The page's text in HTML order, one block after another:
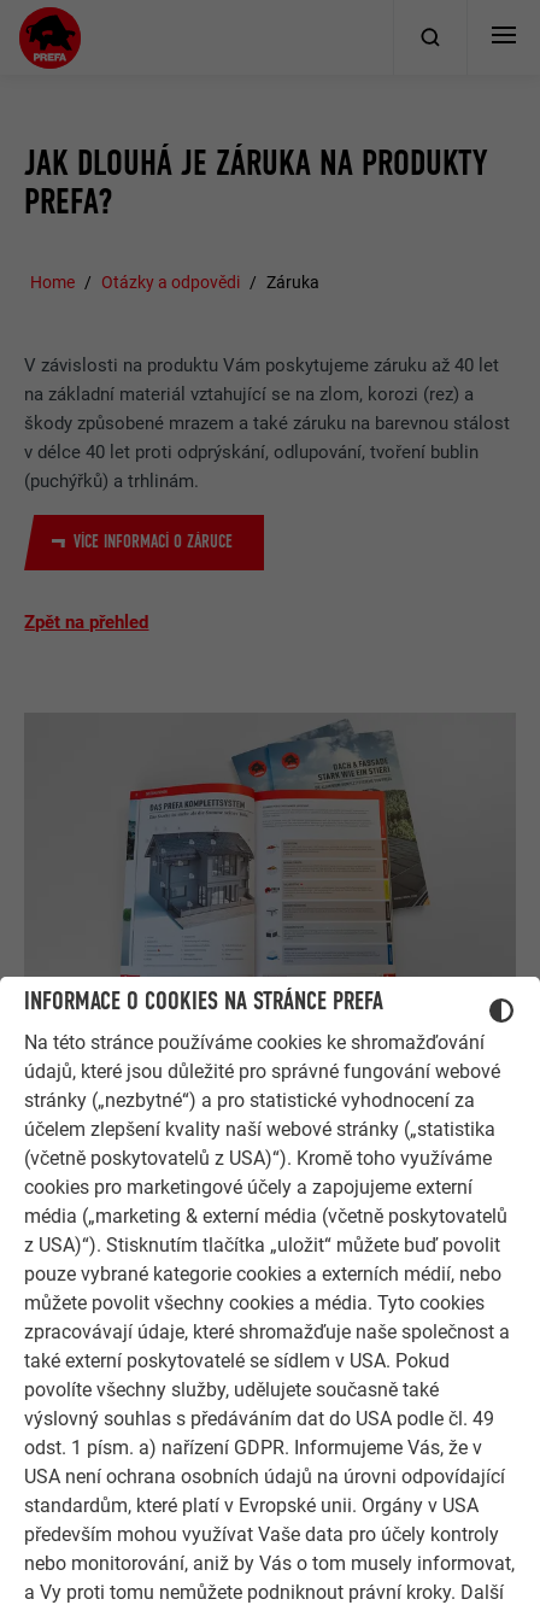
INFORMACE O COOKIES NA STRÁNCE PREFA
Na této stránce používáme cookies ke shromažďování
údajů, které jsou důležité pro správné fungování webové
stránky („nezbytné“) a pro statistické vyhodnocení za
účelem zlepšení kvality naší webové stránky („statistika
(včetně poskytovatelů z USA)“). Kromě toho využíváme
cookies pro marketingové účely a zapojujeme externí
média („marketing & externí média (včetně poskytovatelů
z USA)“). Stisknutím tlačítka „uložit“ můžete buď povolit
pouze vybrané kategorie cookies a externích médií, nebo
můžete povolit všechny cookies a média. Tyto cookies
zpracovávají údaje, které shromažďuje naše společnost a
také externí poskytovatelé se sídlem v USA. Pokud
povolíte všechny služby, udělujete současně také
výslovný souhlas s předáváním dat do USA podle čl. 49
odst. 1 písm. a) nařízení GDPR. Informujeme Vás, že v
USA není ochrana osobních údajů na úrovni odpovídající
standardům, které platí v Evropské unii. Orgány v USA
především mohou využívat Vaše data pro účely kontroly
nebo monitorování, aniž by Vás o tom musely informovat,
a Vy proti tomu nemůžete podniknout právní kroky. Další
JAK DLOUHÁ JE ZÁRUKA NA PRODUKTY
PREFA?
Home Otázky a odpovědi Záruka
V závislosti na produktu Vám poskytujeme záruku až 40 let
na základní materiál vztahující se na zlom, korozi (rez) a
škody způsobené mrazem a také záruku na barevnou stálost
v délce 40 let proti odprýskání, odlupování, tvoření bublin
(puchýřků) a trhlinám.
VÍCE INFORMACÍ O ZÁRUCE
Zpět na přehled
Střecha, fasáda, solár, odvodnění střechy & protipovodňová
ochrana – s hliníkovými výrobky PREFA bude Váš dům nejen
dobře vypadat, ale bude také dobře chráněn.
OBJEDNAT ZDARMA
PREFA sortiment
Přesvědčte se o všestranné nabídce PREFA a objevte ten